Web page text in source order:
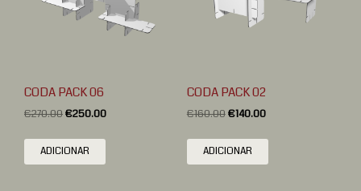
CODA PACK 06
€270.00€250.00
ADICIONAR
CODA PACK 02
€160.00€140.00
ADICIONAR